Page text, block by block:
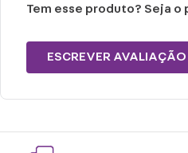
® Não centrifugar ou
® Temperatura
30°C.
® Limpeza suave.
Tem esse produto? Seja
ESCREVER AVALIAÇÃO